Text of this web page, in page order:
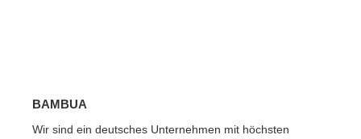
BAMBUA
Wir sind ein deutsches Unternehmen mit höchsten